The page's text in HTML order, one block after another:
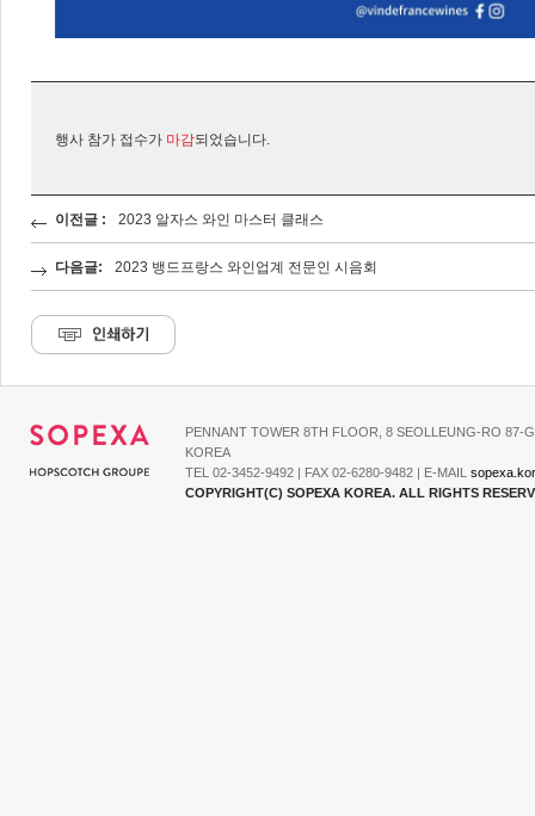
행사 참가 접수가 마감되었습니다.
이전글 : 2023 알자스 와인 마스터 클래스
다음글: 2023 뱅드프랑스 와인업계 전문인 시음회
PENNANT TOWER 8TH FLOOR, 8 SEOLLEUNG-RO 87-
KOREA
TEL 02-3452-9492 | FAX 02-6280-9482 | E-MAIL
COPYRIGHT(C) SOPEXA KOREA. ALL RIGHTS